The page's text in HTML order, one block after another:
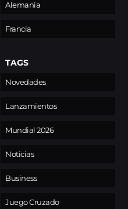
Alemania
Francia
TAGS
Novedades
Lanzamientos
Mundial 2026
Noticias
Business
Juego Cruzado